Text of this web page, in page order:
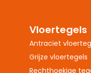
Vloertegels
Antraciet
Grijze vloertegels
Rechthoekige